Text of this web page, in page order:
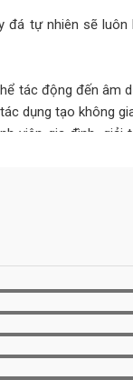
đá tự nhiên sẽ luôn
tác động đến âm
dụng tạo không
viên gia đình, giải
xuống cấp như
tường có thể lớn
nhiều.
tróc, mối mọt… gây
toàn được những
trì bảo dưỡng